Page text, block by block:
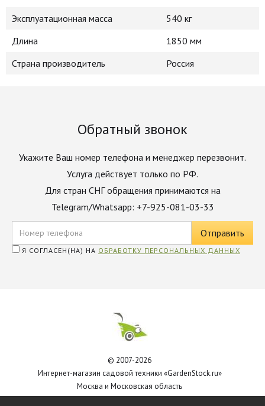
Эксплуатационная масса
540 кг
Длина
1850 мм
Страна производитель
Россия
Обратный звонок
Укажите Ваш номер телефона и менеджер перезвонит.
Услуга действует только по РФ.
Для стран СНГ обращения принимаются на
Telegram/Whatsapp: +7-925-081-03-33
Я СОГЛАСЕН(НА) НА ОБРАБОТКУ ПЕРСОНАЛЬНЫХ ДАННЫХ
© 2007-2026
Интернет-магазин садовой техники «GardenStock.ru»
Москва и Московская область